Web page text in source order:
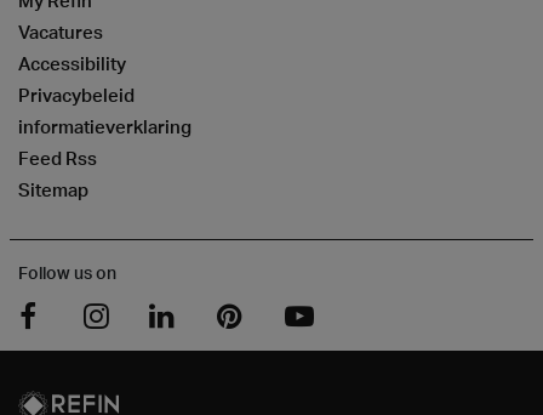
Vacatures
Accessibility
Privacybeleid
informatieverklaring
Feed Rss
Sitemap
Follow us on